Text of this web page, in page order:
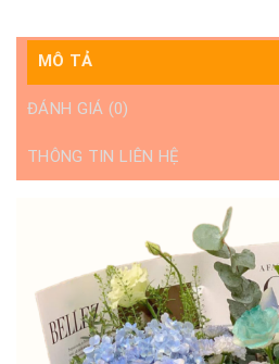
MÔ TẢ
ĐÁNH GIÁ (0)
THÔNG TIN LIÊN HỆ